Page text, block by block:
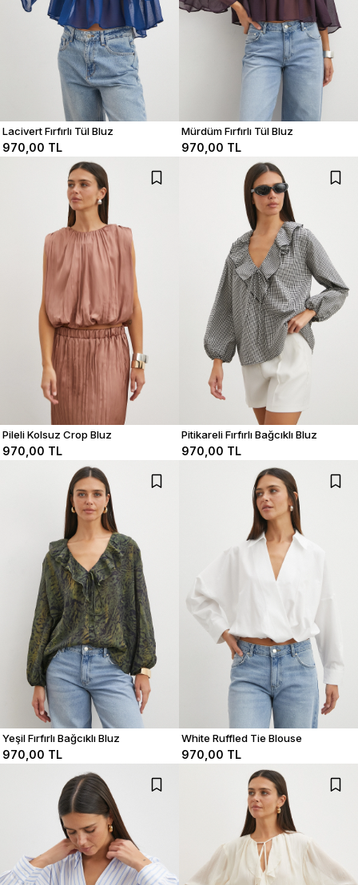
Lacivert Fırfırlı Tül Bluz
970,00 TL
Mürdüm Fırfırlı Tül Bluz
970,00 TL
Pileli Kolsuz Crop Bluz
970,00 TL
Pitikareli Fırfırlı Bağcıklı Bluz
970,00 TL
Yeşil Fırfırlı Bağcıklı Bluz
970,00 TL
White Ruffled Tie Blouse
970,00 TL